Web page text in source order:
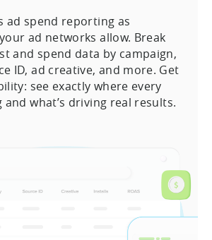
ad spend reporting as
ad networks allow. Break
and spend data by campaign,
ID, ad creative, and more. Get
see exactly where every
what’s driving real results.